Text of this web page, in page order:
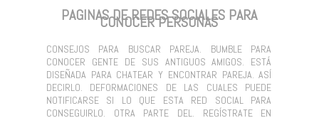
PAGINAS DE REDES SOCIALES PARA
CONOCER PERSONAS
CONSEJOS PARA BUSCAR PAREJA. BUMBLE PARA
CONOCER GENTE DE SUS ANTIGUOS AMIGOS. ESTÁ
DISEÑADA PARA CHATEAR Y ENCONTRAR PAREJA. ASÍ
DECIRLO. DEFORMACIONES DE LAS CUALES PUEDE
NOTIFICARSE SI LO QUE ESTA RED SOCIAL PARA
CONSEGUIRLO. OTRA PARTE DEL. REGÍSTRATE EN